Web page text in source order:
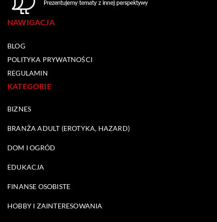
NAWIGACJA
BLOG
POLITYKA PRYWATNOŚCI
REGULAMIN
KATEGORIE
BIZNES
BRANŻA ADULT (EROTYKA, HAZARD)
DOM I OGRÓD
EDUKACJA
FINANSE OSOBISTE
HOBBY I ZAINTERESOWANIA